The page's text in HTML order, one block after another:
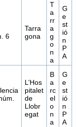
6
Tarra
gona
T
a
rr
a
g
o
n
a
G
e
st
ió
n
P
A
L’Hos
pitalet
de
Llobr
egat
B
a
rc
el
o
n
a
G
e
st
ió
n
P
A